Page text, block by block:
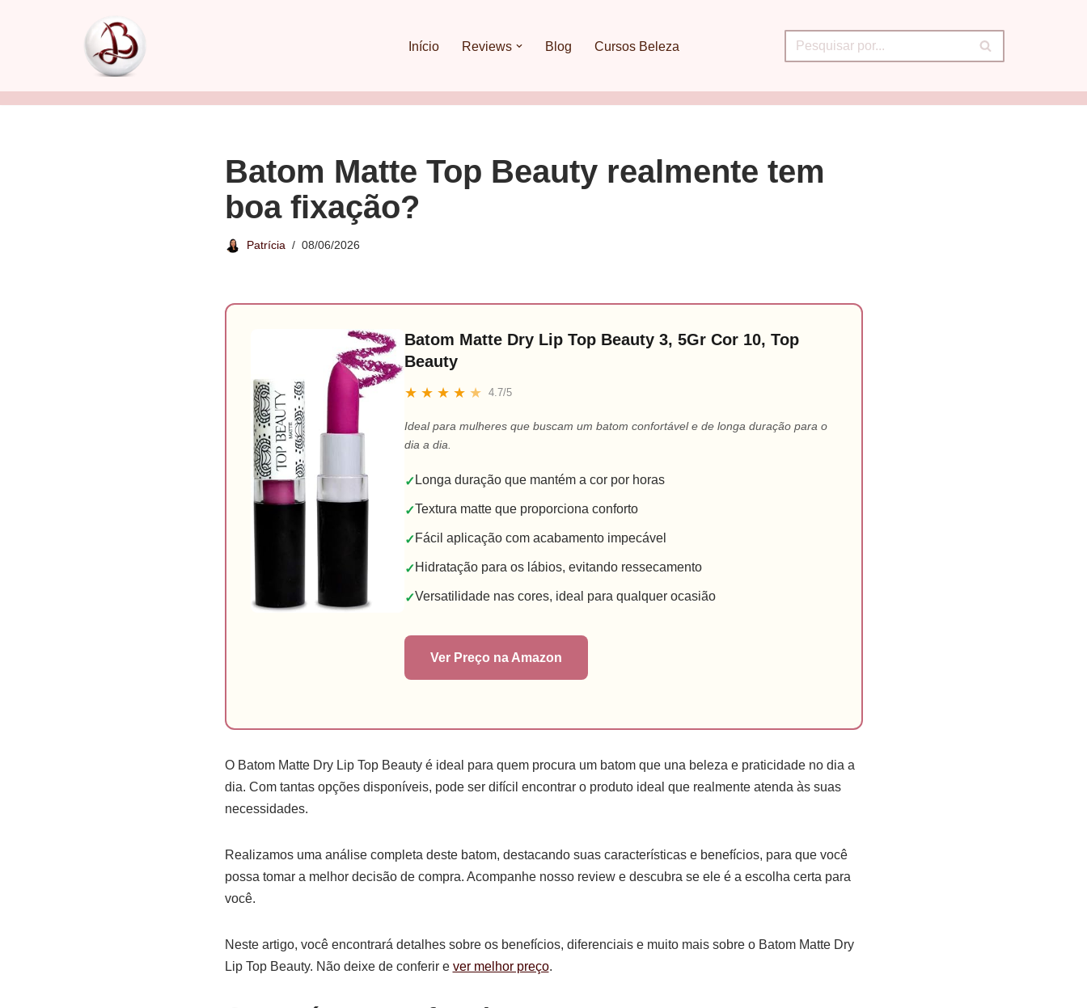
o
Início Reviews Blog Cursos Beleza
Batom Matte Top Beauty realmente tem
boa fixação?
Patrícia 08/06/2026
Batom Matte Dry Lip Top Beauty 3, 5Gr Cor 10, Top
Beauty
★ ★ ★ ★ ★ 4.7/5
Ideal para mulheres que buscam um batom confortável e de longa duração para o
dia a dia.
✓ Longa duração que mantém a cor por horas
✓Textura matte que proporciona conforto
✓Fácil aplicação com acabamento impecável
✓Hidratação para os lábios, evitando ressecamento
✓Versatilidade nas cores, ideal para qualquer ocasião
Ver Preço na Amazon
O Batom Matte Dry Lip Top Beauty é ideal para quem procura um batom que una beleza e praticidade no dia a
dia. Com tantas opções disponíveis, pode ser difícil encontrar o produto ideal que realmente atenda às suas
necessidades.
Realizamos uma análise completa deste batom, destacando suas características e benefícios, para que você
possa tomar a melhor decisão de compra. Acompanhe nosso review e descubra se ele é a escolha certa para
você.
Neste artigo, você encontrará detalhes sobre os benefícios, diferenciais e muito mais sobre o Batom Matte Dry
Lip Top Beauty. Não deixe de conferir e ver melhor preço.